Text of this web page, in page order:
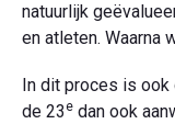
natuurlijk
en atleten. Waarna
In dit proces is
de 23e dan ook